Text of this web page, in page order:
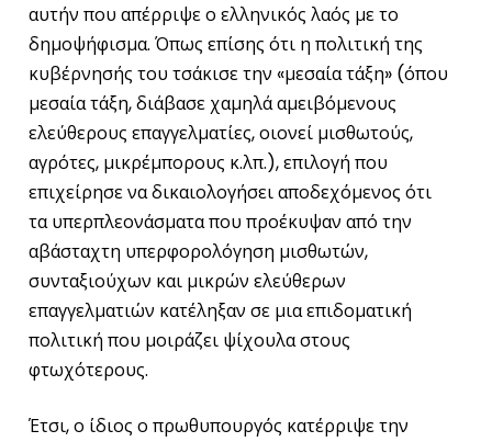
αυτήν που απέρριψε ο ελληνικός λαός με το
δημοψήφισμα. Όπως επίσης ότι η πολιτική της
κυβέρνησής του τσάκισε την «μεσαία τάξη» (όπου
μεσαία τάξη, διάβασε χαμηλά αμειβόμενους
ελεύθερους επαγγελματίες, οιονεί μισθωτούς,
αγρότες, μικρέμπορους κ.λπ.), επιλογή που
επιχείρησε να δικαιολογήσει αποδεχόμενος ότι
τα υπερπλεονάσματα που προέκυψαν από την
αβάσταχτη υπερφορολόγηση μισθωτών,
συνταξιούχων και μικρών ελεύθερων
επαγγελματιών κατέληξαν σε μια επιδοματική
πολιτική που μοιράζει ψίχουλα στους
φτωχότερους.
Έτσι, ο ίδιος ο πρωθυπουργός κατέρριψε την